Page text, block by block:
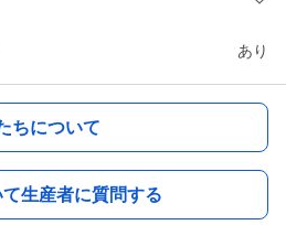
あり
ちについて
生産者に質問する